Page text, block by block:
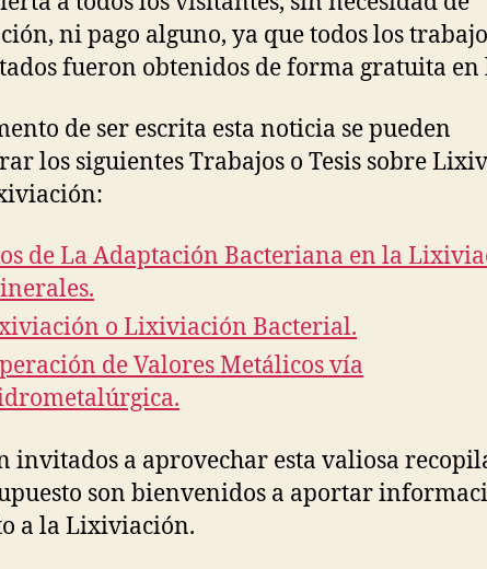
ni pago alguno, ya que todos los
fueron obtenidos de forma gratuita en
de ser escrita esta noticia se pueden
los siguientes Trabajos o Tesis sobre
de La Adaptación Bacteriana en la
o Lixiviación Bacterial.
de Valores Metálicos vía
invitados a aprovechar esta valiosa
son bienvenidos a aportar
a la Lixiviación.